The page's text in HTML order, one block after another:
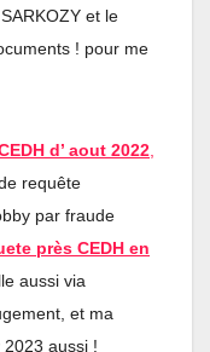
et le
! pour me
d’ aout 2022
requête
par fraude
près CEDH en
aussi via
et ma
aussi !